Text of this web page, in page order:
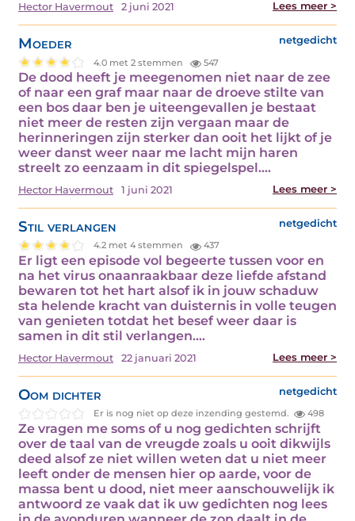
Hector Havermout 2 juni 2021 Lees meer >
Moeder netgedicht
4.0 met 2 stemmen 547
De dood heeft je meegenomen niet naar de zee
of naar een graf maar naar de droeve stilte van
een bos daar ben je uiteengevallen je bestaat
niet meer de resten zijn vergaan maar de
herinneringen zijn sterker dan ooit het lijkt of je
weer danst weer naar me lacht mijn haren
streelt zo eenzaam in dit spiegelspel.…
Hector Havermout 1 juni 2021 Lees meer >
Stil verlangen netgedicht
4.2 met 4 stemmen 437
Er ligt een episode vol begeerte tussen voor en
na het virus onaanraakbaar deze liefde afstand
bewaren tot het hart alsof ik in jouw schaduw
sta helende kracht van duisternis in volle teugen
van genieten totdat het besef weer daar is
samen in dit stil verlangen.…
Hector Havermout 22 januari 2021 Lees meer >
Oom dichter netgedicht
Er is nog niet op deze inzending gestemd. 498
Ze vragen me soms of u nog gedichten schrijft
over de taal van de vreugde zoals u ooit dikwijls
deed alsof ze niet willen weten dat u niet meer
leeft onder de mensen hier op aarde, voor de
massa bent u dood, niet meer aanschouwelijk ik
antwoord ze vaak dat ik uw gedichten nog lees